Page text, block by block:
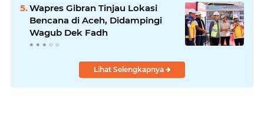
Wapres Gibran Tinjau Lokasi
Bencana di Aceh, Didampingi
Wagub Dek Fadh
Lihat Selengkapnya